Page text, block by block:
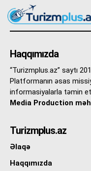
Haqqımızda
“Turizmplus.az” saytı
Platformanın əsas
informasiyalarla təmin
Media Production
Turizmplus.az
Əlaqə
Haqqımızda